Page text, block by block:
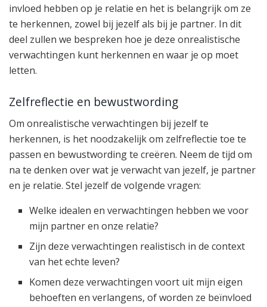
invloed hebben op je relatie en het is belangrijk om ze
te herkennen, zowel bij jezelf als bij je partner. In dit
deel zullen we bespreken hoe je deze onrealistische
verwachtingen kunt herkennen en waar je op moet
letten.
Zelfreflectie en bewustwording
Om onrealistische verwachtingen bij jezelf te
herkennen, is het noodzakelijk om zelfreflectie toe te
passen en bewustwording te creëren. Neem de tijd om
na te denken over wat je verwacht van jezelf, je partner
en je relatie. Stel jezelf de volgende vragen:
Welke idealen en verwachtingen hebben we voor
mijn partner en onze relatie?
Zijn deze verwachtingen realistisch in de context
van het echte leven?
Komen deze verwachtingen voort uit mijn eigen
behoeften en verlangens, of worden ze beïnvloed